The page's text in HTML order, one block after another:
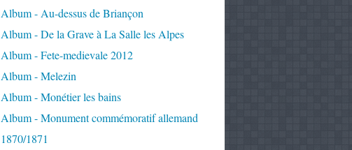
Album - Au-dessus de Briançon
Album - De la Grave à La Salle les Alpes
Album - Fete-medievale 2012
Album - Melezin
Album - Monétier les bains
Album - Monument commémoratif allemand
1870/1871